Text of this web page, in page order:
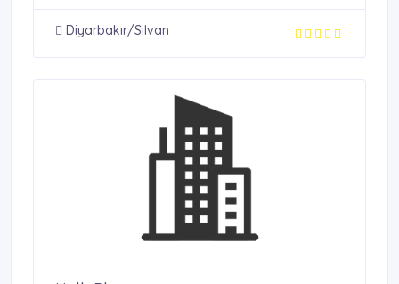
Diyarbakır/Silvan